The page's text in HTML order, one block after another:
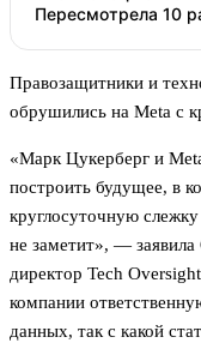
Пересмотрела 10
Правозащитники и
обрушились на Meta с
«Марк Цукерберг и
построить будущее, в
круглосуточную
не заметит», —
директор Tech
компании
данных, так с какой